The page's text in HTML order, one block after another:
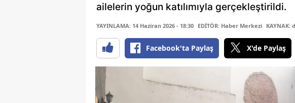
ailelerin yoğun katılımıyla gerçekleştirildi.
YAYINLAMA: 14 Haziran 2026 - 18:30 EDİTÖR: Haber Merkezi KAYNAK:
Facebook'ta Paylaş X'de Paylaş